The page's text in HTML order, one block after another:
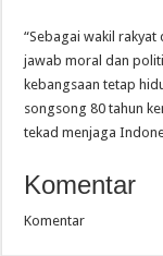
“Sebagai wakil rakyat
jawab moral dan
kebangsaan tetap
songsong 80 tahun
tekad menjaga
Komentar
Komentar